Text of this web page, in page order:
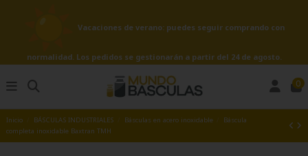
Vacaciones de verano: puedes seguir comprando con
normalidad. Los pedidos se gestionarán a partir del 24 de agosto.
0
Inicio BÁSCULAS INDUSTRIALES Básculas en acero inoxidable
Báscula
completa inoxidable Baxtran TMH